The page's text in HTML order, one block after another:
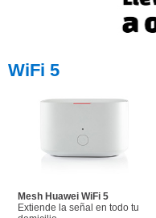
WiFi 5
Mesh Huawei WiFi 5
Extiende la señal en todo tu